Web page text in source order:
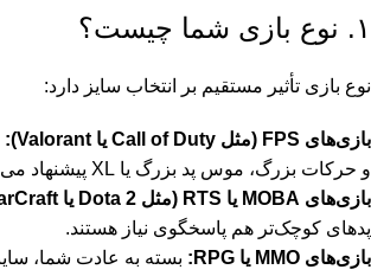
۱. نوع بازی شما چیست؟
نوع بازی تأثیر مستقیم بر انتخاب سایز دارد:
بازی‌های FPS (مثل Call of Duty یا Valorant):
و حرکات بزرگ، موس پد بزرگ یا XL پیشنهاد می‌شود.
بازی‌های MOBA یا RTS (مثل Dota 2 یا StarCraft):
پدهای کوچک‌تر هم پاسخگوی نیاز هستند.
بازی‌های MMO یا RPG:
بسته به عادت شما،